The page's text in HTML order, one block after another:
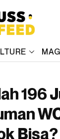
196
Bisa?